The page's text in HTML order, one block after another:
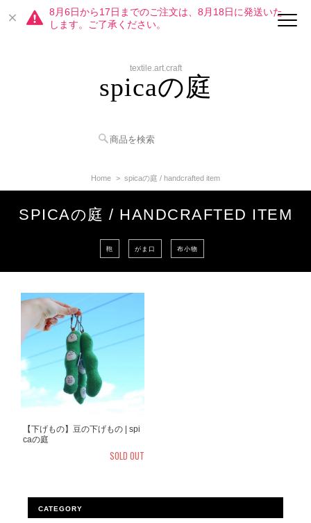
8月6日から17日までのご注文は、8月18日に発送いた
します。ご了承ください。
textile.art.craft
spicaの庭
Home spicaの庭 / handcrafted item
SPICAの庭 / HANDCRAFTED ITEM
鞄 がま口 布小物
【下げもの】豆の下げもの | spi
caの庭
SOLD OUT
CATEGORY